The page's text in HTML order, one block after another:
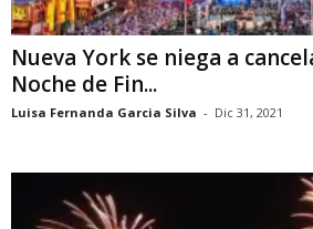
Nueva York se niega a
Noche de Fin...
Luisa Fernanda Garcia Silva - Dic 31, 2021